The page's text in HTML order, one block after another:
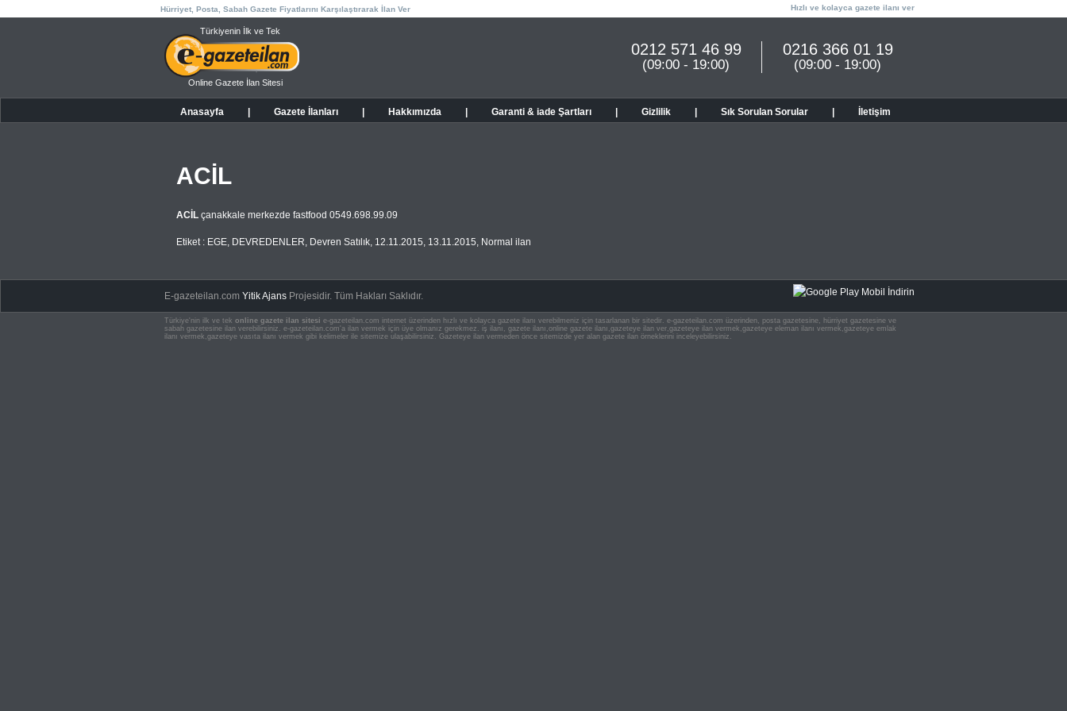
Hürriyet, Posta, Sabah Gazete Fiyatlarını Karşılaştırarak İlan Ver Hızlı ve kolayca gazete ilanı ver
Türkiyenin İlk ve Tek
Online Gazete İlan Sitesi
0216 366 01 19
(09:00 - 19:00)
0212 571 46 99
(09:00 - 19:00)
Anasayfa Gazete İlanları Hakkımızda Garanti & iade Şartları Gizlilik Sık Sorulan Sorular İletişim
ACİL
ACİL çanakkale merkezde fastfood 0549.698.99.09
Etiket : EGE, DEVREDENLER, Devren Satılık, 12.11.2015, 13.11.2015, Normal ilan
E-gazeteilan.comYitik Ajans Projesidir.Tüm Hakları Saklıdır.
Türkiye'nin ilk ve tek online gazete ilan sitesi e-gazeteilan.com internet üzerinden hızlı ve kolayca gazete ilanı verebilmeniz için tasarlanan bir sitedir. e-gazeteilan.com üzerinden, posta gazetesine, hürriyet gazetesine ve
sabah gazetesine ilan verebilirsiniz. e-gazeteilan.com'a ilan vermek için üye olmanız gerekmez. iş ilanı, gazete ilanı,online gazete ilanı,gazeteye ilan ver,gazeteye ilan vermek,gazeteye eleman ilanı vermek,gazeteye emlak
ilanı vermek,gazeteye vasıta ilanı vermek gibi kelimeler ile sitemize ulaşabilirsiniz. Gazeteye ilan vermeden önce sitemizde yer alan gazete ilan örneklerini inceleyebilirsiniz.